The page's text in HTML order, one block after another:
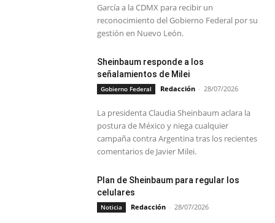
García a la CDMX para recibir un
reconocimiento del Gobierno Federal por su
gestión en Nuevo León.
Sheinbaum responde a los
señalamientos de Milei
Gobierno Federal Redacción - 28/07/2026
La presidenta Claudia Sheinbaum aclara la
postura de México y niega cualquier
campaña contra Argentina tras los recientes
comentarios de Javier Milei.
Plan de Sheinbaum para regular los
celulares
Noticia Redacción - 28/07/2026